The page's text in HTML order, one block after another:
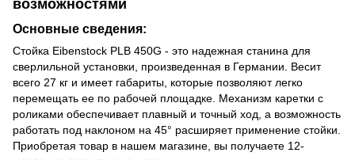
возможностями
Основные сведения:
Стойка Eibenstock PLB 450G - это надежная станина для
сверлильной установки, произведенная в Германии. Весит
всего 27 кг и имеет габариты, которые позволяют легко
перемещать ее по рабочей площадке. Механизм каретки с
роликами обеспечивает плавный и точный ход, а возможность
работать под наклоном на 45° расширяет применение стойки.
Приобретая товар в нашем магазине, вы получаете 12-